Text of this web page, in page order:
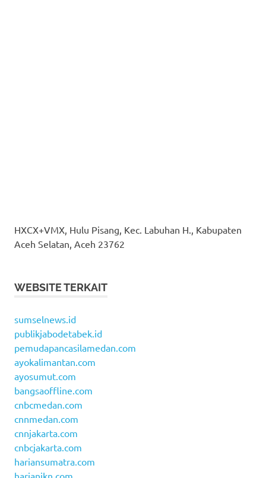
HXCX+VMX, Hulu Pisang, Kec. Labuhan H., Kabupaten
Aceh Selatan, Aceh 23762
WEBSITE TERKAIT
sumselnews.id
publikjabodetabek.id
pemudapancasilamedan.com
ayokalimantan.com
ayosumut.com
bangsaoffline.com
cnbcmedan.com
cnnmedan.com
cnnjakarta.com
cnbcjakarta.com
hariansumatra.com